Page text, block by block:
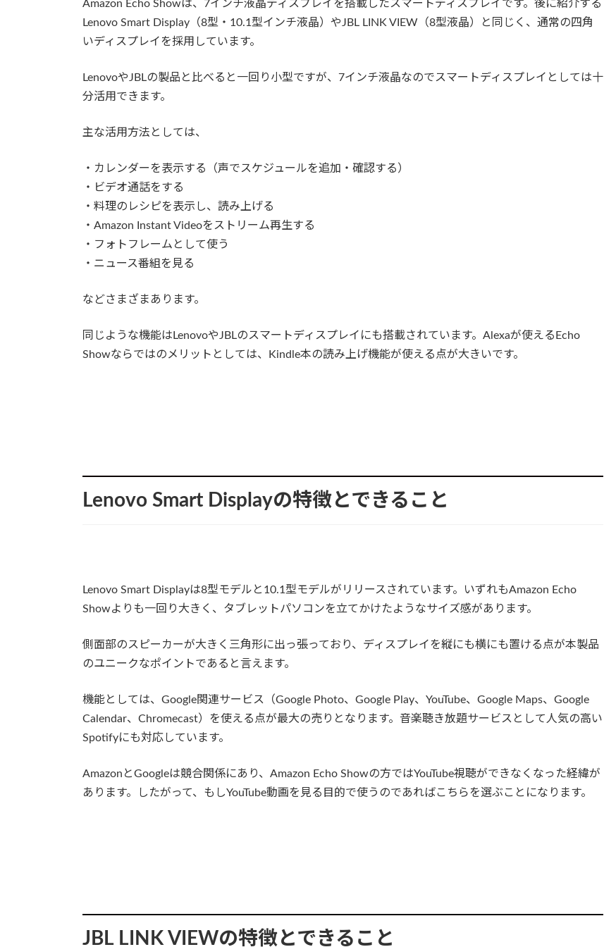
Amazon Echo Showは、7インチ液晶ディスプレイを搭載したスマートディスプレイです。後に紹介する
Lenovo Smart Display（8型・10.1型インチ液晶）やJBL LINK VIEW（8型液晶）と同じく、通常の四角
いディスプレイを採用しています。
LenovoやJBLの製品と比べると一回り小型ですが、7インチ液晶なのでスマートディスプレイとしては十
分活用できます。
主な活用方法としては、
・カレンダーを表示する（声でスケジュールを追加・確認する）
・ビデオ通話をする
・料理のレシピを表示し、読み上げる
・Amazon Instant Videoをストリーム再生する
・フォトフレームとして使う
・ニュース番組を見る
などさまざまあります。
同じような機能はLenovoやJBLのスマートディスプレイにも搭載されています。Alexaが使えるEcho
Showならではのメリットとしては、Kindle本の読み上げ機能が使える点が大きいです。
Lenovo Smart Displayの特徴とできること
Lenovo Smart Displayは8型モデルと10.1型モデルがリリースされています。いずれもAmazon Echo
Showよりも一回り大きく、タブレットパソコンを立てかけたようなサイズ感があります。
側面部のスピーカーが大きく三角形に出っ張っており、ディスプレイを縦にも横にも置ける点が本製品
のユニークなポイントであると言えます。
機能としては、Google関連サービス（Google Photo、Google Play、YouTube、Google Maps、Google
Calendar、Chromecast）を使える点が最大の売りとなります。音楽聴き放題サービスとして人気の高い
Spotifyにも対応しています。
AmazonとGoogleは競合関係にあり、Amazon Echo Showの方ではYouTube視聴ができなくなった経緯が
あります。したがって、もしYouTube動画を見る目的で使うのであればこちらを選ぶことになります。
JBL LINK VIEWの特徴とできること